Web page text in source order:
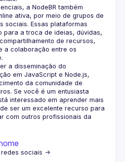
a NodeBR também
ativa, por meio de grupos de
sociais. Essas plataformas
para a troca de ideias, dúvidas,
de recursos,
a colaboração entre os
a disseminação do
em JavaScript e Node.js,
da comunidade de
Se você é um entusiasta
interessado em aprender mais
ser um excelente recurso para
com outros profissionais da